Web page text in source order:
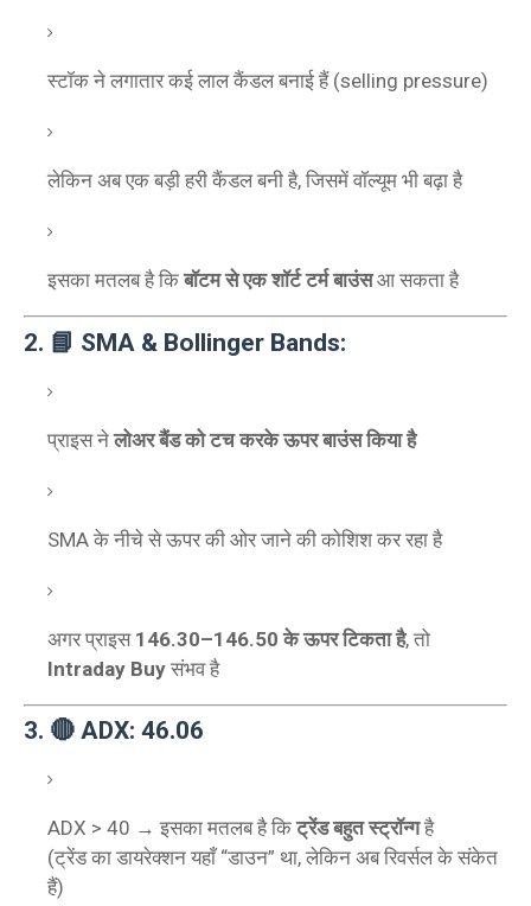
स्टॉक ने लगातार कई लाल कैंडल बनाई हैं (selling pressure)
लेकिन अब एक बड़ी हरी कैंडल बनी है, जिसमें वॉल्यूम भी बढ़ा है
इसका मतलब है किबॉटम से एक शॉर्ट टर्म बाउंसआ सकता है
2. 📘 SMA & Bollinger Bands:
प्राइस नेलोअर बैंड को टच करके ऊपर बाउंस किया है
SMA के नीचे से ऊपर की ओर जाने की कोशिश कर रहा है
अगर प्राइस 146.30–146.50 के ऊपर टिकता है, तो
Intraday Buy संभव है
3. 🔴 ADX: 46.06
ADX > 40 → इसका मतलब है किट्रेंड बहुत स्ट्रॉन्गहै
(ट्रेंड का डायरेक्शन यहाँ “डाउन” था, लेकिन अब रिवर्सल के संकेत
हैं)